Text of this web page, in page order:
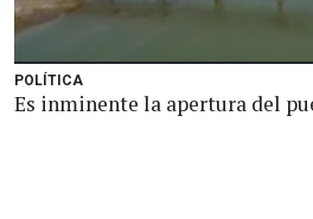
POLÍTICA
Es inminente la apertura del